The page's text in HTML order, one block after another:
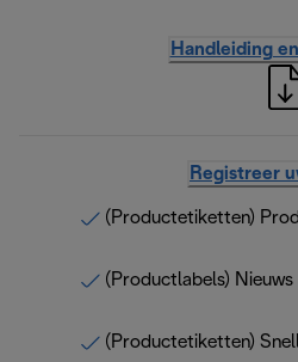
Handleiding
Registreer
(Productetiketten)
(Productlabels)
(Productetiketten)